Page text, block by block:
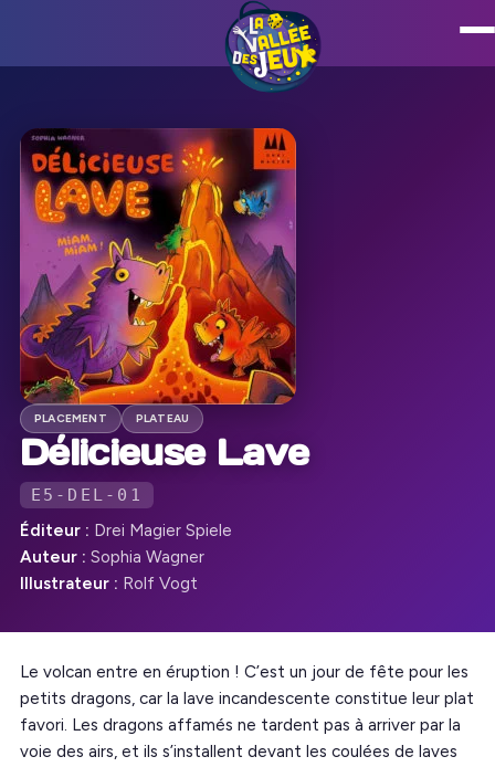
PLACEMENT PLATEAU
Délicieuse Lave
E5-DEL-01
Éditeur : Drei Magier Spiele
Auteur : Sophia Wagner
Illustrateur : Rolf Vogt
Le volcan entre en éruption ! C’est un jour de fête pour les
petits dragons, car la lave incandescente constitue leur plat
favori. Les dragons affamés ne tardent pas à arriver par la
voie des airs, et ils s’installent devant les coulées de laves